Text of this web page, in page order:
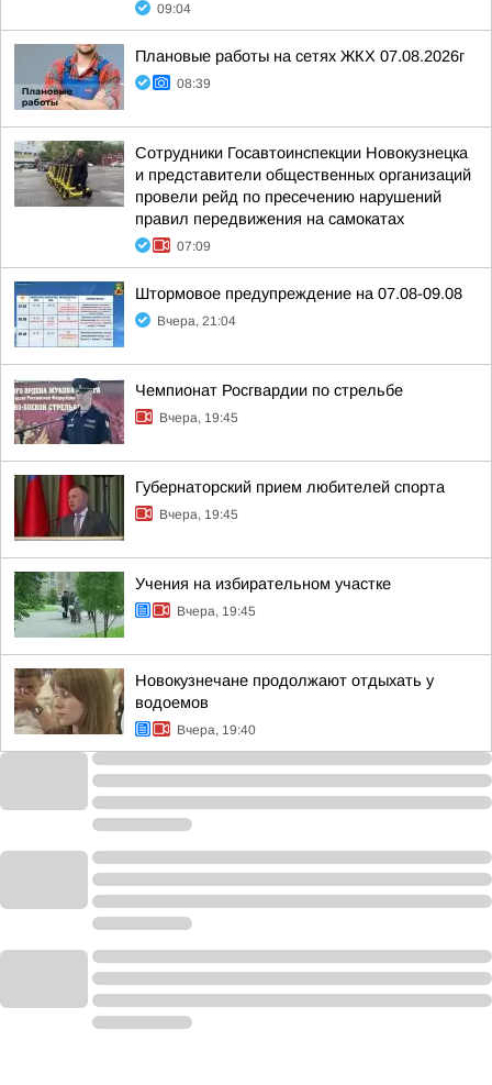
09:04
Плановые работы на сетях ЖКХ 07.08.2026г
08:39
Сотрудники Госавтоинспекции Новокузнецка
и представители общественных организаций
провели рейд по пресечению нарушений
правил передвижения на самокатах
07:09
Штормовое предупреждение на 07.08-09.08
Вчера, 21:04
Чемпионат Росгвардии по стрельбе
Вчера, 19:45
Губернаторский прием любителей спорта
Вчера, 19:45
Учения на избирательном участке
Вчера, 19:45
Новокузнечане продолжают отдыхать у
водоемов
Вчера, 19:40